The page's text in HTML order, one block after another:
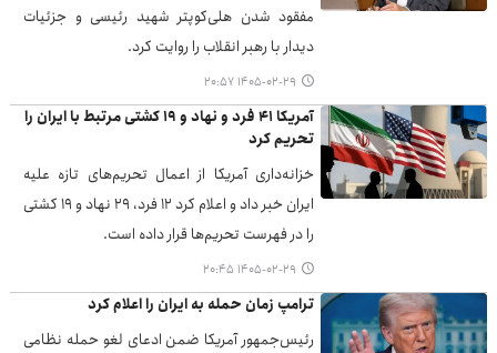
مفقود شدن هلی‌کوپتر شهید رئیسی و جزئیات
دیدار با رهبر انقلاب را روایت کرد.
۱۴۰۵-۰۲-۲۹ ۲۰:۵۷
آمریکا ۴۱ فرد و نهاد و ۱۹ کشتی مرتبط با ایران را
تحریم کرد
خزانه‌داری آمریکا از اعمال تحریم‌های تازه علیه
ایران خبر داد و اعلام کرد ۱۲ فرد، ۲۹ نهاد و ۱۹ کشتی
را در فهرست تحریم‌ها قرار داده است.
۱۴۰۵-۰۲-۲۹ ۲۰:۴۵
ترامپ زمان حمله به ایران را اعلام کرد
رئیس‌جمهور آمریکا ضمن ادعای لغو حمله نظامی